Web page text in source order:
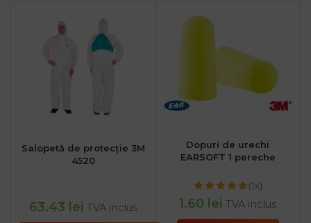
Salopetă de protecție 3M
4520
63.43 lei TVA inclus
Dopuri de urechi
EARSOFT 1 pereche
(1x)
1.60 lei TVA inclus